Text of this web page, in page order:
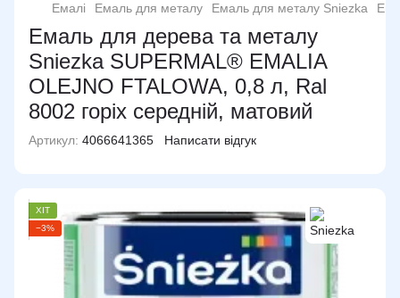
Емалі Емаль для металу Емаль для металу Sniezka
Емаль для дерева та металу
Sniezka SUPERMAL® EMALIA
OLEJNO FTALOWA, 0,8 л, Ral
8002 горіх середній, матовий
Артикул: 4066641365 Написати відгук
ХІТ
−3%